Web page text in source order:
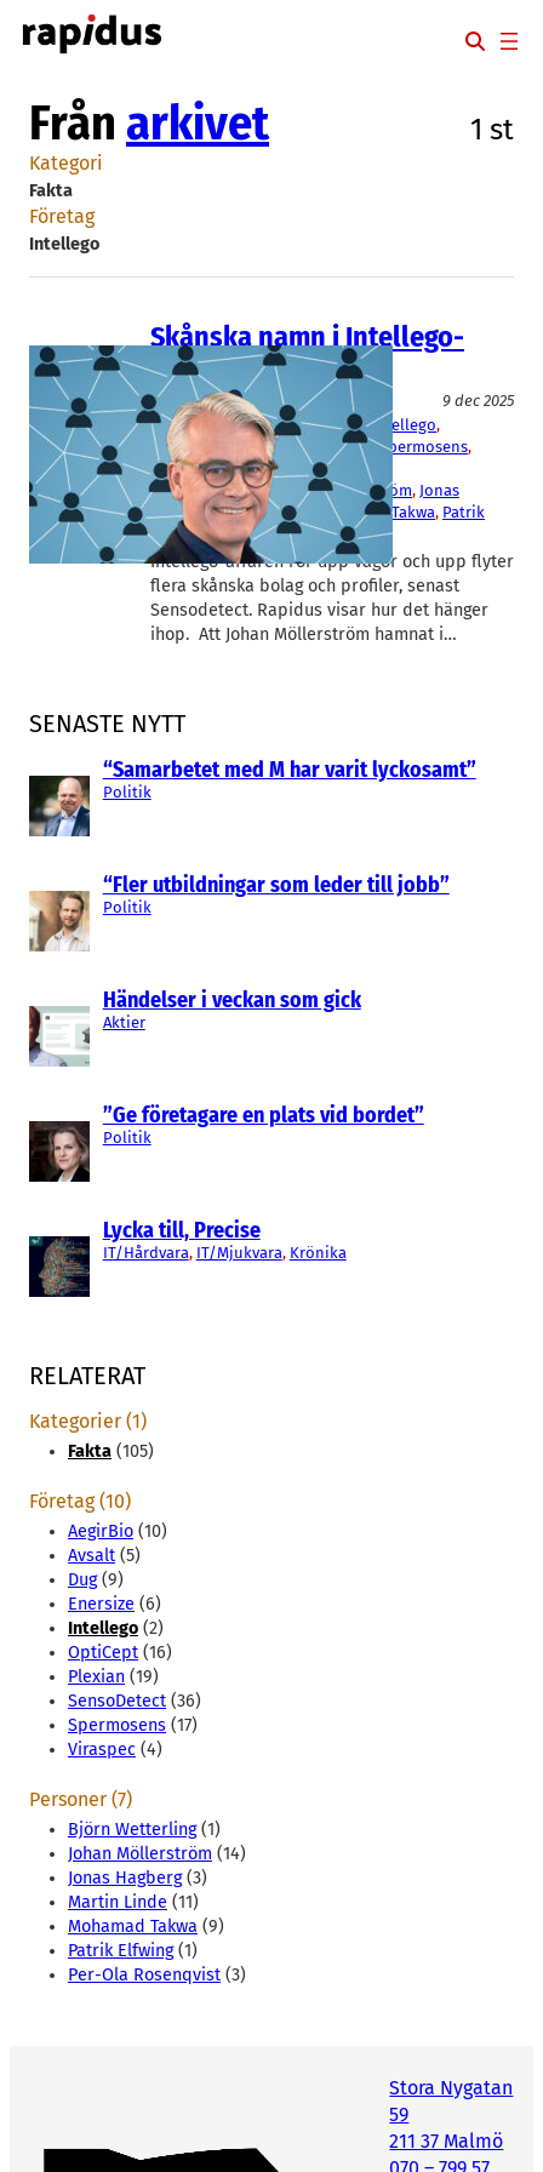
Hoppa
till
SENASTE NYTT
“Samarbetet med M har varit lyckosamt”
Politik
“Fler utbildningar som leder till jobb”
Politik
Händelser i veckan som gick
Aktier
”Ge företagare en plats vid bordet”
Politik
Lycka till, Precise
IT/Hårdvara, IT/Mjukvara, Krönika
Från arkivet 1 st
Kategori
Fakta
Företag
Intellego
Skånska namn i Intellego-
nätverket
Fakta
9 dec 2025
AegirBio
Avsalt, Dug, Enersize, Intellego
OptiCept
Plexian, SensoDetect, Spermosens
Viraspec
Björn Wetterling, Johan Möllerström, Jonas
Hagberg, Martin Linde Mohamad Takwa, Patrik
Elfwing, Per-Ola Rosenqvist
Intellego-affären rör upp vågor och upp flyter
flera skånska bolag och profiler, senast
Sensodetect. Rapidus visar hur det hänger
ihop. Att Johan Möllerström hamnat i…
RELATERAT
Kategorier (1)
Fakta (105)
Företag (10)
AegirBio (10)
Avsalt (5)
Dug(9)
Enersize (6)
Intellego (2)
OptiCept (16)
Plexian (19)
SensoDetect (36)
Spermosens (17)
Viraspec (4)
Personer (7)
Björn Wetterling(1)
Johan Möllerström (14)
Jonas Hagberg(3)
Martin Linde (11)
Mohamad Takwa (9)
Patrik Elfwing(1)
Per-Ola Rosenqvist (3)
Stora Nygatan
59
211 37 Malmö